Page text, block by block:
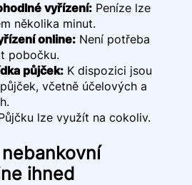
vyřízení:Peníze lze
několika minut.
online:Není potřeba
pobočku.
půjček:K dispozici jsou
včetně účelových a
lze využít na cokoliv.
ihned